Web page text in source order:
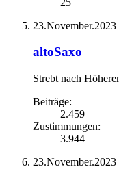
23.November.2023
altoSaxo
Strebt nach
Beiträge:
2.459
Zustimmungen:
3.944
23.November.2023